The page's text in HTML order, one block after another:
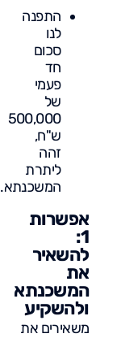
התפנה
לנו
סכום
חד
פעמי
של
500,000
ש"ח,
זהה
ליתרת
המשכנתא.
אפשרות
1:
להשאיר
את
המשכנתא
ולהשקיע
משאירים את